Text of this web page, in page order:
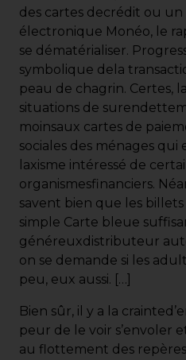
des cartes decrédit ou
électronique Monéo, le
se dématérialiser.
symbolique dela
peau de chagrin. Certes,
situations de
moinsaux cartes de
sociales des ménages qui
laxisme intéressé de
organismesfinanciers.
savent bien que les
simple Carte bleue
généreuxdistributeur
on se demande si les
peu, eux aussi. […]
Bien sûr, il y a la
peur de le voir s’envoler
au flottement des